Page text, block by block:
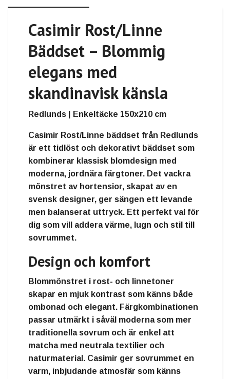
Casimir Rost/Linne
Bäddset – Blommig
elegans med
skandinavisk känsla
Redlunds | Enkeltäcke 150x210 cm
Casimir Rost/Linne bäddset från Redlunds
är ett tidlöst och dekorativt bäddset som
kombinerar klassisk blomdesign med
moderna, jordnära färgtoner. Det vackra
mönstret av hortensior, skapat av en
svensk designer, ger sängen ett levande
men balanserat uttryck. Ett perfekt val för
dig som vill addera värme, lugn och stil till
sovrummet.
Design och komfort
Blommönstret i rost- och linnetoner
skapar en mjuk kontrast som känns både
ombonad och elegant. Färgkombinationen
passar utmärkt i såväl moderna som mer
traditionella sovrum och är enkel att
matcha med neutrala textilier och
naturmaterial. Casimir ger sovrummet en
varm, inbjudande atmosfär som känns